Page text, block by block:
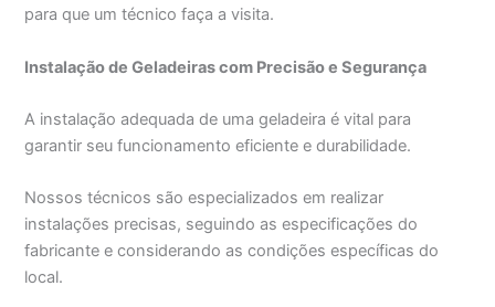
para que um técnico faça a visita.
Instalação de Geladeiras com Precisão e Segurança
A instalação adequada de uma geladeira é vital para
garantir seu funcionamento eficiente e durabilidade.
Nossos técnicos são especializados em realizar
instalações precisas, seguindo as especificações do
fabricante e considerando as condições específicas do
local.